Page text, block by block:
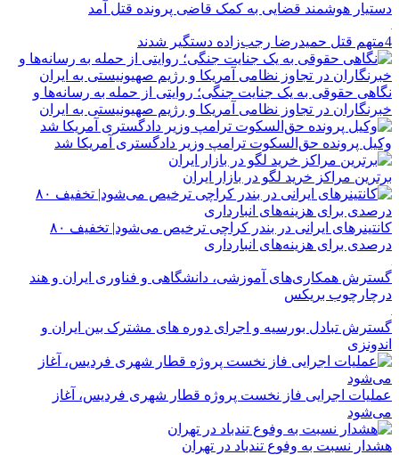
دستیار هوشمند قضایی به کمک قاضی پرونده قتل آمد
4متهم قتل حمیدرضا رجب‌زاده دستگیر شدند
نگاهی حقوقی به یک جنایت جنگی؛ روایتی از حمله به رسانه‌ها و
خبرنگاران در تجاوز نظامی آمریکا و رژیم صهیونیستی به ایران
وکیل پرونده حق‌السکوت ترامپ وزیر دادگستری آمریکا شد
برترین مراکز خرید لگو در بازار ایران
کانتینرهای ایرانی در بندر کراچی ترخیص می‌شود| تخفیف ۸۰
درصدی برای هزینه‌های انبارداری
گسترش همکاری‌های آموزشی، دانشگاهی و فناوری ایران و هند
درچارچوب بریکس
گسترش تبادل بورسیه و اجرای دوره های مشترک بین ایران و
اندونزی
عملیات اجرایی فاز نخست پروژه قطار شهری فردیس، آغاز
می‌شود
هشدار نسبت به وفوع تندباد در تهران